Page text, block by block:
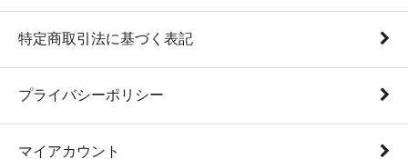
特定商取引法に基づく表記
プライバシーポリシー
マイアカウント